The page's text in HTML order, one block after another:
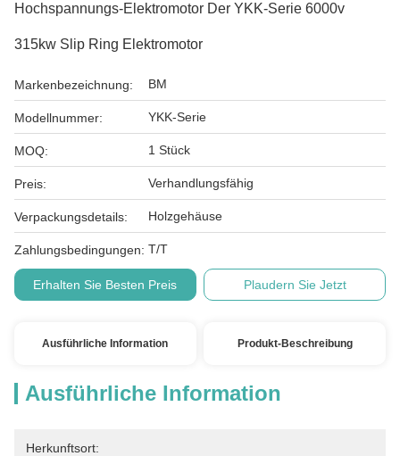
Hochspannungs-Elektromotor Der YKK-Serie 6000v
315kw Slip Ring Elektromotor
Markenbezeichnung: BM
Modellnummer: YKK-Serie
MOQ: 1 Stück
Preis: Verhandlungsfähig
Verpackungsdetails: Holzgehäuse
Zahlungsbedingungen: T/T
Erhalten Sie Besten Preis Plaudern Sie Jetzt
Ausführliche Information Produkt-Beschreibung
Ausführliche Information
Herkunftsort: